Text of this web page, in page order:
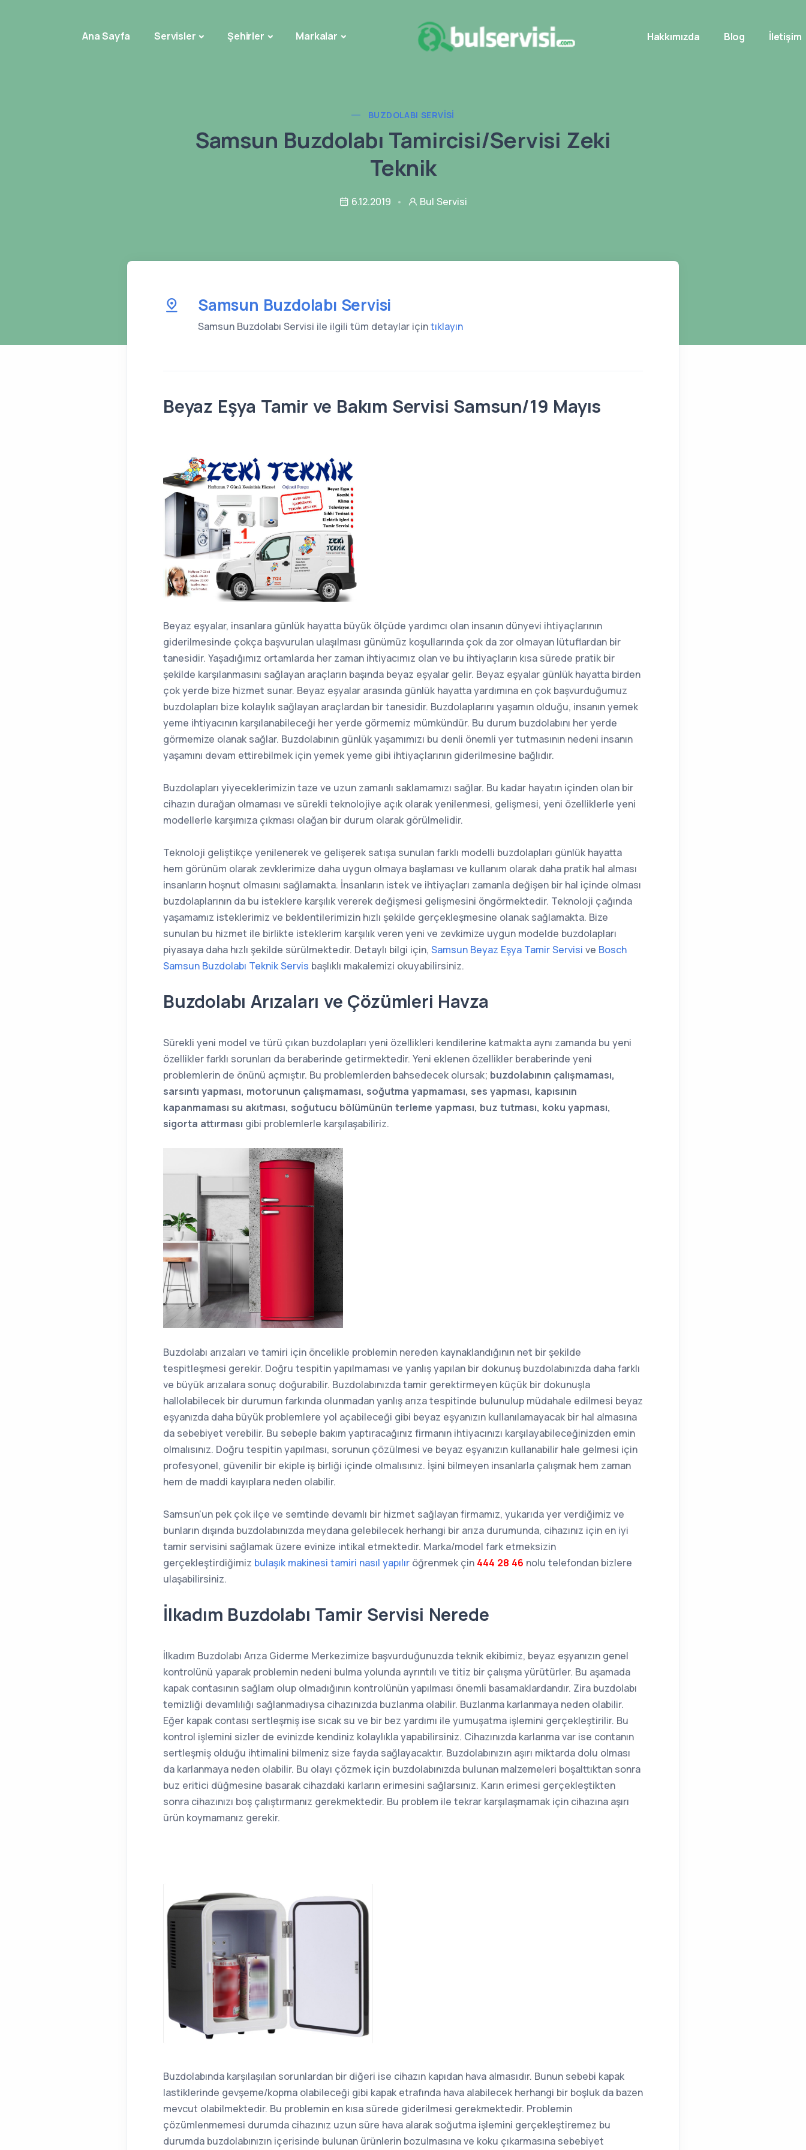
Ana Sayfa Servisler Şehirler Markalar Hakkımızda Blog İletişim
BUZDOLABI SERVISI
Samsun Buzdolabı Tamircisi/Servisi Zeki
Teknik
6.12.2019 Bul Servisi
Samsun Buzdolabı Servisi
Samsun Buzdolabı Servisi ile ilgili tüm detaylar içintıklayın
Beyaz Eşya Tamir ve Bakım Servisi Samsun/19 Mayıs
Beyaz eşyalar, insanlara günlük hayatta büyük ölçüde yardımcı olan insanın dünyevi ihtiyaçlarının
giderilmesinde çokça başvurulan ulaşılması günümüz koşullarında çok da zor olmayan lütuflardan bir
tanesidir. Yaşadığımız ortamlarda her zaman ihtiyacımız olan ve bu ihtiyaçların kısa sürede pratik bir
şekilde karşılanmasını sağlayan araçların başında beyaz eşyalar gelir. Beyaz eşyalar günlük hayatta birden
çok yerde bize hizmet sunar. Beyaz eşyalar arasında günlük hayatta yardımına en çok başvurduğumuz
buzdolapları bize kolaylık sağlayan araçlardan bir tanesidir. Buzdolaplarını yaşamın olduğu, insanın yemek
yeme ihtiyacının karşılanabileceği her yerde görmemiz mümkündür. Bu durum buzdolabını her yerde
görmemize olanak sağlar. Buzdolabının günlük yaşamımızı bu denli önemli yer tutmasının nedeni insanın
yaşamını devam ettirebilmek için yemek yeme gibi ihtiyaçlarının giderilmesine bağlıdır.
Buzdolapları yiyeceklerimizin taze ve uzun zamanlı saklamamızı sağlar. Bu kadar hayatın içinden olan bir
cihazın durağan olmaması ve sürekli teknolojiye açık olarak yenilenmesi, gelişmesi, yeni özelliklerle yeni
modellerle karşımıza çıkması olağan bir durum olarak görülmelidir.
Teknoloji geliştikçe yenilenerek ve gelişerek satışa sunulan farklı modelli buzdolapları günlük hayatta
hem görünüm olarak zevklerimize daha uygun olmaya başlaması ve kullanım olarak daha pratik hal alması
insanların hoşnut olmasını sağlamakta. İnsanların istek ve ihtiyaçları zamanla değişen bir hal içinde olması
buzdolaplarının da bu isteklere karşılık vererek değişmesi gelişmesini öngörmektedir. Teknoloji çağında
yaşamamız isteklerimiz ve beklentilerimizin hızlı şekilde gerçekleşmesine olanak sağlamakta. Bize
sunulan bu hizmet ile birlikte isteklerim karşılık veren yeni ve zevkimize uygun modelde buzdolapları
piyasaya daha hızlı şekilde sürülmektedir. Detaylı bilgi için, Samsun Beyaz Eşya Tamir Servisi ve Bosch
Samsun Buzdolabı Teknik Servis başlıklı makalemizi okuyabilirsiniz.
Buzdolabı Arızaları ve Çözümleri Havza
Sürekli yeni model ve türü çıkan buzdolapları yeni özellikleri kendilerine katmakta aynı zamanda bu yeni
özellikler farklı sorunları da beraberinde getirmektedir. Yeni eklenen özellikler beraberinde yeni
problemlerin de önünü açmıştır. Bu problemlerden bahsedecek olursak; buzdolabının çalışmaması,
sarsıntı yapması, motorunun çalışmaması, soğutma yapmaması, ses yapması, kapısının
kapanmaması su akıtması, soğutucu bölümünün terleme yapması, buz tutması, koku yapması,
sigorta attırması gibi problemlerle karşılaşabiliriz.
Buzdolabı arızaları ve tamiri için öncelikle problemin nereden kaynaklandığının net bir şekilde
tespitleşmesi gerekir. Doğru tespitin yapılmaması ve yanlış yapılan bir dokunuş buzdolabınızda daha farklı
ve büyük arızalara sonuç doğurabilir. Buzdolabınızda tamir gerektirmeyen küçük bir dokunuşla
hallolabilecek bir durumun farkında olunmadan yanlış arıza tespitinde bulunulup müdahale edilmesi beyaz
eşyanızda daha büyük problemlere yol açabileceği gibi beyaz eşyanızın kullanılamayacak bir hal almasına
da sebebiyet verebilir. Bu sebeple bakım yaptıracağınız firmanın ihtiyacınızı karşılayabileceğinizden emin
olmalısınız. Doğru tespitin yapılması, sorunun çözülmesi ve beyaz eşyanızın kullanabilir hale gelmesi için
profesyonel, güvenilir bir ekiple iş birliği içinde olmalısınız. İşini bilmeyen insanlarla çalışmak hem zaman
hem de maddi kayıplara neden olabilir.
Samsun'un pek çok ilçe ve semtinde devamlı bir hizmet sağlayan firmamız, yukarıda yer verdiğimiz ve
bunların dışında buzdolabınızda meydana gelebilecek herhangi bir arıza durumunda, cihazınız için en iyi
tamir servisini sağlamak üzere evinize intikal etmektedir. Marka/model fark etmeksizin
gerçekleştirdiğimiz bulaşık makinesi tamiri nasıl yapılır öğrenmek çin 444 28 46 nolu telefondan bizlere
ulaşabilirsiniz.
İlkadım Buzdolabı Tamir Servisi Nerede
İlkadım Buzdolabı Arıza Giderme Merkezimize başvurduğunuzda teknik ekibimiz, beyaz eşyanızın genel
kontrolünü yaparak problemin nedeni bulma yolunda ayrıntılı ve titiz bir çalışma yürütürler. Bu aşamada
kapak contasının sağlam olup olmadığının kontrolünün yapılması önemli basamaklardandır. Zira buzdolabı
temizliği devamlılığı sağlanmadıysa cihazınızda buzlanma olabilir. Buzlanma karlanmaya neden olabilir.
Eğer kapak contası sertleşmiş ise sıcak su ve bir bez yardımı ile yumuşatma işlemini gerçekleştirilir. Bu
kontrol işlemini sizler de evinizde kendiniz kolaylıkla yapabilirsiniz. Cihazınızda karlanma var ise contanın
sertleşmiş olduğu ihtimalini bilmeniz size fayda sağlayacaktır. Buzdolabınızın aşırı miktarda dolu olması
da karlanmaya neden olabilir. Bu olayı çözmek için buzdolabınızda bulunan malzemeleri boşalttıktan sonra
buz eritici düğmesine basarak cihazdaki karların erimesini sağlarsınız. Karın erimesi gerçekleştikten
sonra cihazınızı boş çalıştırmanız gerekmektedir. Bu problem ile tekrar karşılaşmamak için cihazına aşırı
ürün koymamanız gerekir.
Buzdolabında karşılaşılan sorunlardan bir diğeri ise cihazın kapıdan hava almasıdır. Bunun sebebi kapak
lastiklerinde gevşeme/kopma olabileceği gibi kapak etrafında hava alabilecek herhangi bir boşluk da bazen
mevcut olabilmektedir. Bu problemin en kısa sürede giderilmesi gerekmektedir. Problemin
çözümlenmemesi durumda cihazınız uzun süre hava alarak soğutma işlemini gerçekleştiremez bu
durumda buzdolabınızın içerisinde bulunan ürünlerin bozulmasına ve koku çıkarmasına sebebiyet